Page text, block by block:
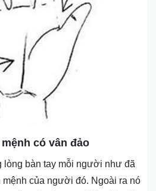
có vân đảo
bàn tay mỗi người như đã
của người đó. Ngoài ra nó